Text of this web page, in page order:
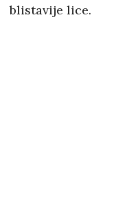
blistavije lice.